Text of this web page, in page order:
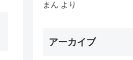
まん より
アーカイブ